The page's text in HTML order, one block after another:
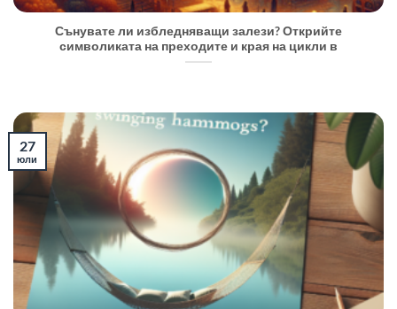
Сънувате ли избледняващи залези? Открийте
символиката на преходите и края на цикли в
27
юли